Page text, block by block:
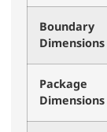
Boundary
Dimensions
Package
Dimensions